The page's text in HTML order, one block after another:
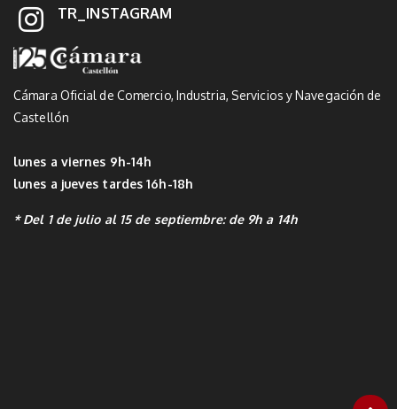
TR_INSTAGRAM
Cámara Oficial de Comercio, Industria, Servicios y Navegación de
Castellón
lunes a viernes 9h-14h
lunes a jueves tardes 16h-18h
* Del 1 de julio al 15 de septiembre: de 9h a 14h